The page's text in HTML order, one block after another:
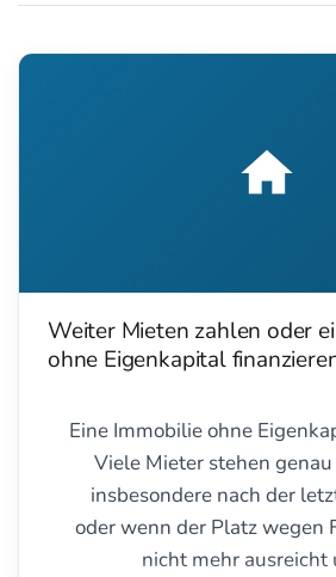
Weiter Mieten zahlen oder
ohne Eigenkapital
Eine Immobilie ohne
Viele Mieter stehen genau
insbesondere nach der
oder wenn der Platz wegen
nicht mehr ausreicht